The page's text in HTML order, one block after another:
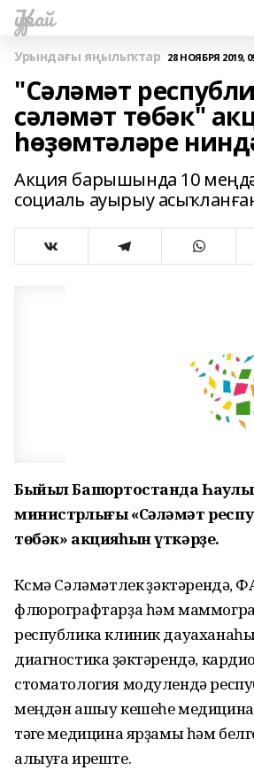
Ҡурай
Урындағы яңылыҡтар 28 НОЯБРЯ 2019,
"Сәләмәт
сәләмәт төбәк"
һөҙөмтәләре
Акция барышында 10
социаль ауырыу
Быйыл Башҡортостанда Һаулыҡ
министрлығы «Сәләмәт
төбәк» акцияһын үткәрҙе.
Күсмә Сәләмәтлек үҙәктәрендә,
флюрографтарҙа һәм
республика клиник
диагностика үҙәктәрендә,
стоматология модулендә
меңдән ашыу кешеһе медицина
тәүге медицина ярҙамы һәм
алыуға иреште.